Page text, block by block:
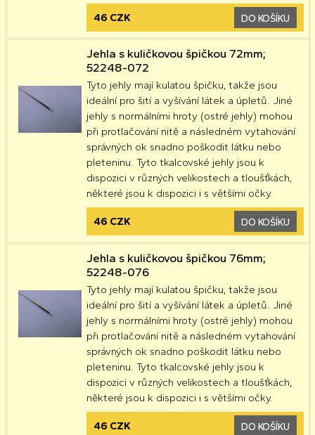
46 CZK DO KOŠÍKU
Jehla s kuličkovou špičkou 72mm;
52248-072
Tyto jehly mají kulatou špičku, takže jsou
ideální pro šití a vyšívání látek a úpletů. Jiné
jehly s normálními hroty (ostré jehly) mohou
při protlačování nitě a následném vytahování
správných ok snadno poškodit látku nebo
pleteninu. Tyto tkalcovské jehly jsou k
dispozici v různých velikostech a tloušťkách,
některé jsou k dispozici i s většími očky.
46 CZK DO KOŠÍKU
Jehla s kuličkovou špičkou 76mm;
52248-076
Tyto jehly mají kulatou špičku, takže jsou
ideální pro šití a vyšívání látek a úpletů. Jiné
jehly s normálními hroty (ostré jehly) mohou
při protlačování nitě a následném vytahování
správných ok snadno poškodit látku nebo
pleteninu. Tyto tkalcovské jehly jsou k
dispozici v různých velikostech a tloušťkách,
některé jsou k dispozici i s většími očky.
46 CZK DO KOŠÍKU